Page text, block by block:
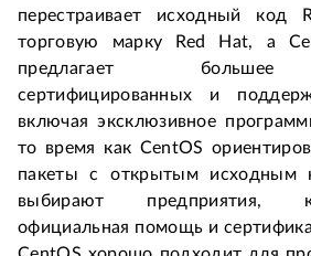
перестраивает исходный код
торговую марку Red Hat, а
предлагает большее
сертифицированных и
включая эксклюзивное
то время как CentOS
пакеты с открытым исходным
выбирают предприятия,
официальная помощь и